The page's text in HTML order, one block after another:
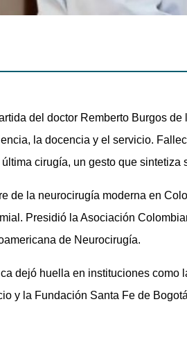
del doctor Remberto Burgos
la docencia y el servicio.
cirugía, un gesto que
de la neurocirugía moderna en
Presidió la Asociación
de Neurocirugía.
dejó huella en instituciones como
y la Fundación Santa Fe de